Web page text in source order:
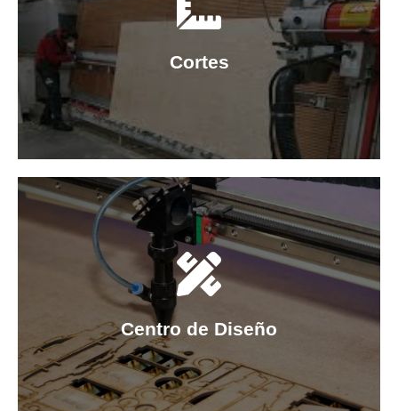
Cortes
Cortes para tablero
Sisa para respaldo
Centro de Diseño
CNC
Diseño de mobiliario
Proyectos